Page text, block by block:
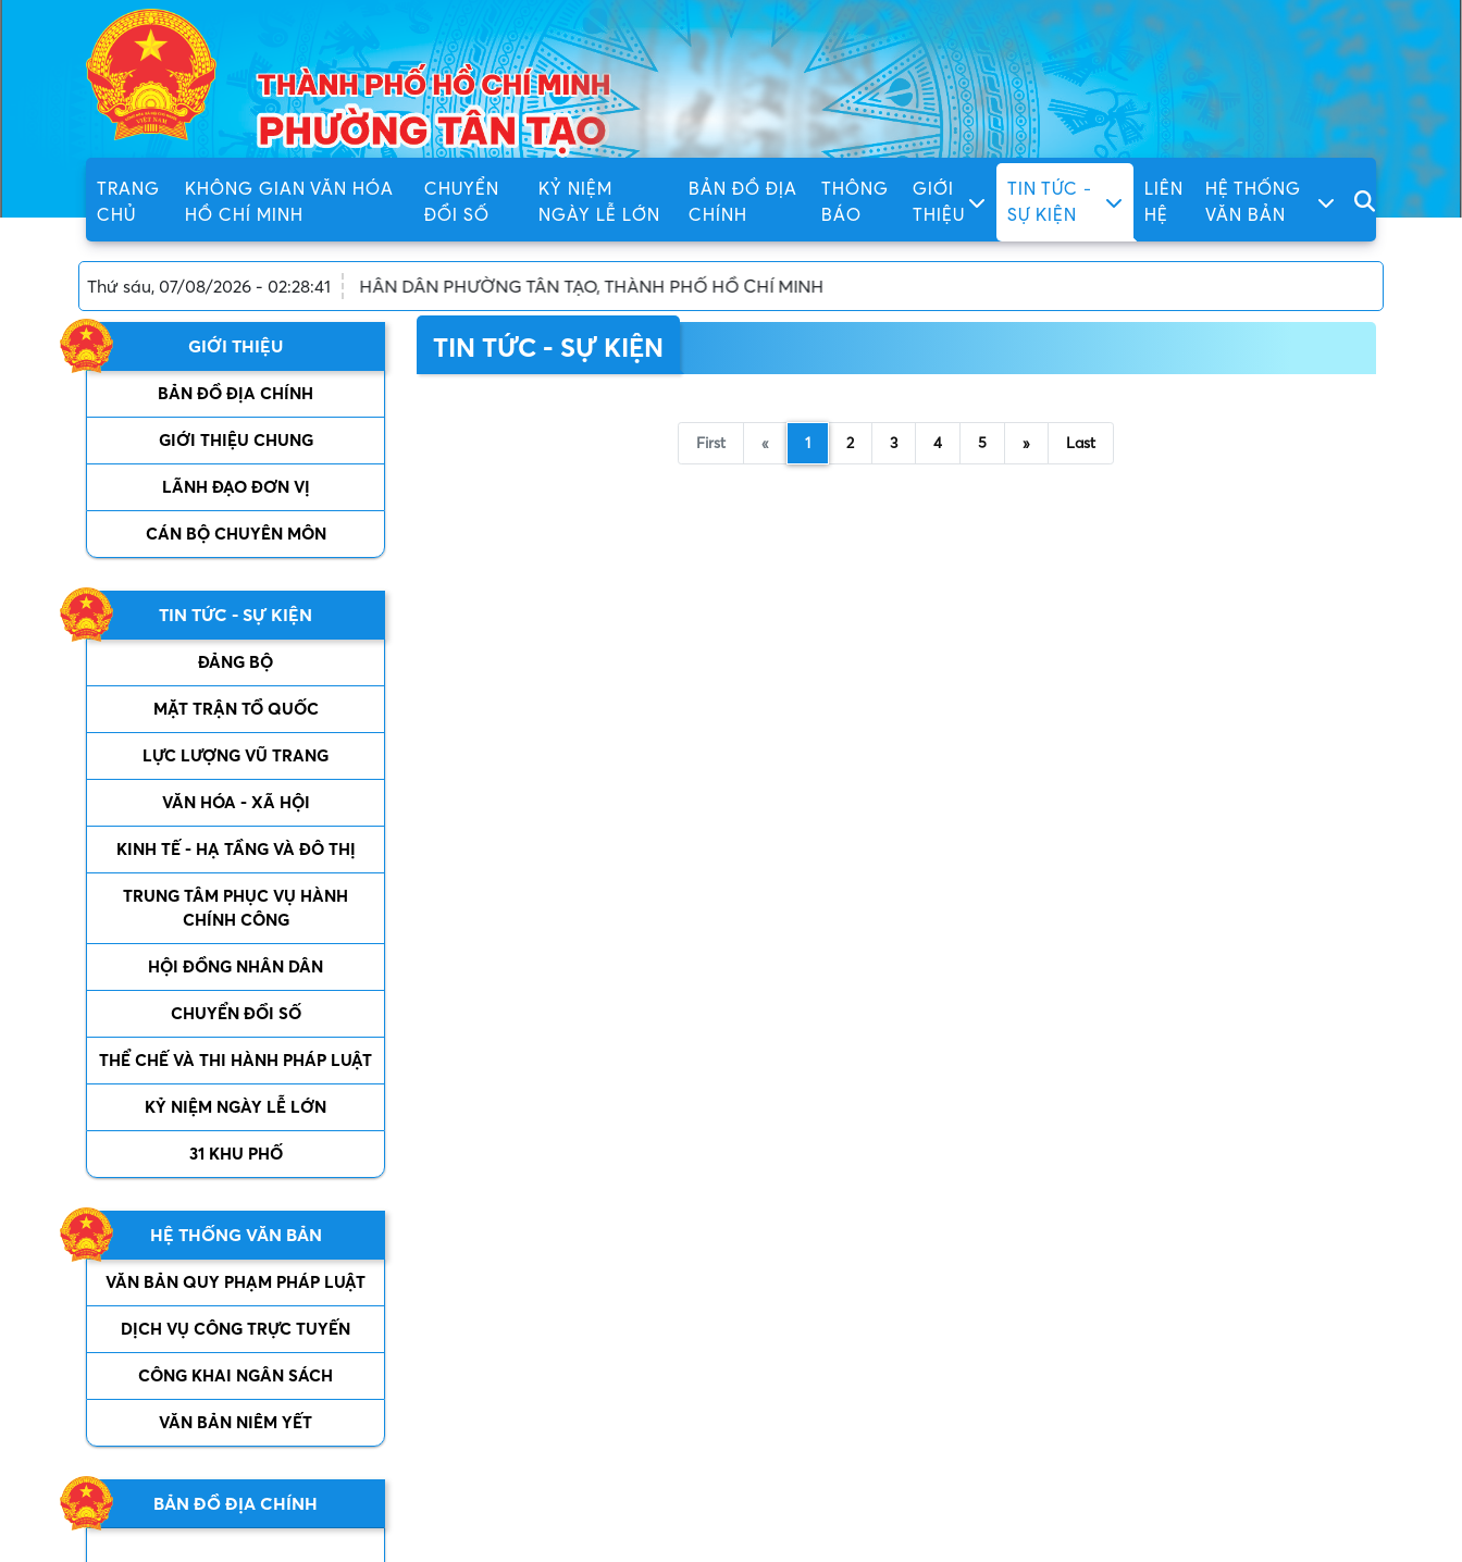
TRANG
CHỦ
KHÔNG GIAN VĂN HÓA
HỒ CHÍ MINH
CHUYỂN
ĐỔI SỐ
KỶ NIỆM
NGÀY LỄ LỚN
BẢN ĐỒ ĐỊA
CHÍNH
THÔNG
BÁO
GIỚI
THIỆU
TIN TỨC -
SỰ KIỆN
LIÊN
HỆ
HỆ THỐNG
VĂN BẢN
Thứ sáu, 07/08/2026 - 02:28:41
ỦY BAN NHÂN DÂN PHƯỜNG TÂN TẠO, THÀNH PHỐ HỒ CHÍ MINH
GIỚI THIỆU
BẢN ĐỒ ĐỊA CHÍNH
GIỚI THIỆU CHUNG
LÃNH ĐẠO ĐƠN VỊ
CÁN BỘ CHUYÊN MÔN
TIN TỨC - SỰ KIỆN
ĐẢNG BỘ
MẶT TRẬN TỔ QUỐC
LỰC LƯỢNG VŨ TRANG
VĂN HÓA - XÃ HỘI
KINH TẾ - HẠ TẦNG VÀ ĐÔ THỊ
TRUNG TÂM PHỤC VỤ HÀNH
CHÍNH CÔNG
HỘI ĐỒNG NHÂN DÂN
CHUYỂN ĐỔI SỐ
THỂ CHẾ VÀ THI HÀNH PHÁP LUẬT
KỶ NIỆM NGÀY LỄ LỚN
31 KHU PHỐ
HỆ THỐNG VĂN BẢN
VĂN BẢN QUY PHẠM PHÁP LUẬT
DỊCH VỤ CÔNG TRỰC TUYẾN
CÔNG KHAI NGÂN SÁCH
VĂN BẢN NIÊM YẾT
BẢN ĐỒ ĐỊA CHÍNH
TIN TỨC - SỰ KIỆN
First « 1 2 3 4 5 » Last